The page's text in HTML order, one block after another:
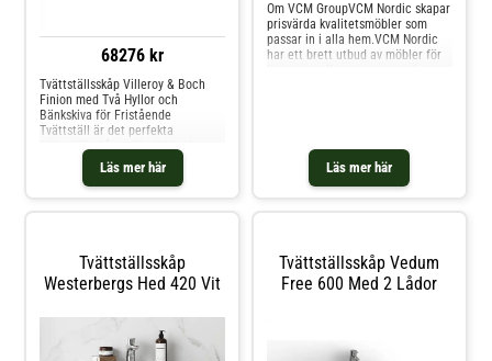
68276 kr
Läs mer här
Tvättställsskåp Villeroy & Boch
Finion med Två Hyllor och
Bänkskiva för Fristående
Tvättställ är det perfekta
tvättställsskåpet för ditt badrum.
Kommoden är en del av Villeroy &
Boch populära serie Finion och
består av 2880 varianter
Läs mer här
Om VCM GroupVCM Nordic skapar
prisvärda kvalitetsmöbler som
passar in i alla hem.VCM Nordic
har ett brett utbud av möbler för
utbud av möbler från VCM Nordic.
Tvättställsskåp
Westerbergs Hed 420 Vit
Tvättställsskåp Vedum
Free 600 Med 2 Lådor